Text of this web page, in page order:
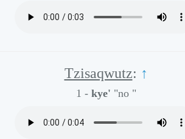
Tzisaqwutz: ↑
1 - kye' "no "